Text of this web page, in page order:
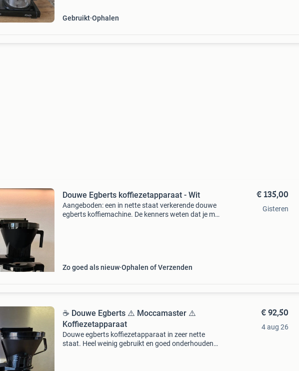
Gebruikt Ophalen
Douwe Egberts koffiezetapparaat - Wit
Aangeboden: een in nette staat verkerende douwe
egberts koffiemachine. De kenners weten dat je met
Zo goed als nieuw Ophalen of Verzenden
€ 135,00
Gisteren
☕️ Douwe Egberts ⚠️ Moccamaster ⚠️
Koffiezetapparaat
Douwe egberts koffiezetapparaat in zeer nette
staat. Heel weinig gebruikt en goed onderhouden
€ 92,50
4 aug 26